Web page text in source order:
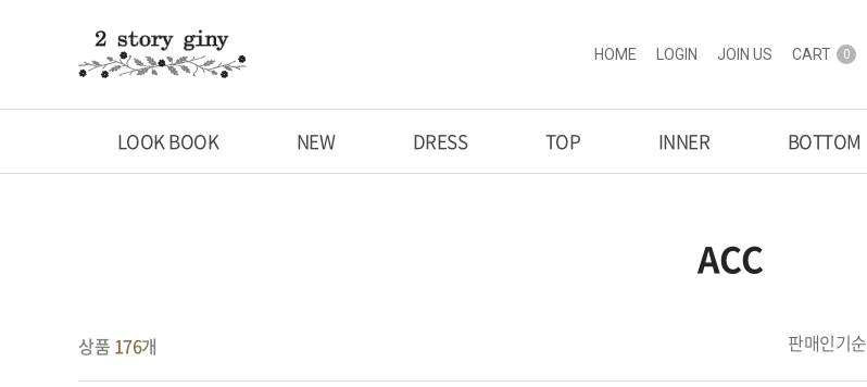
HOME LOGIN JOIN US CART 0
LOOK BOOK NEW DRESS TOP INNER BOTTOM
ACC
상품 176개 판매인기순